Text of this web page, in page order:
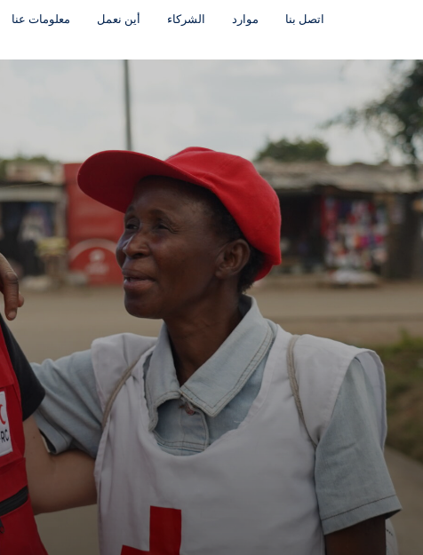
معلومات عنا أين نعمل الشركاء موارد اتصل بنا